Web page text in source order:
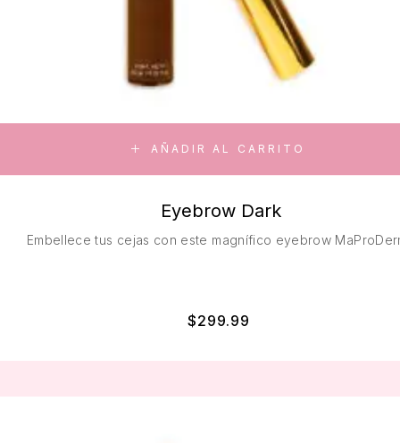
AÑADIR AL CARRITO
Eyebrow Dark
Embellece tus cejas con este magnífico eyebrow
$299.99